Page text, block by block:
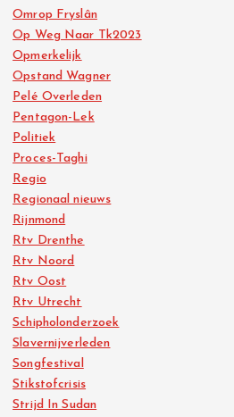
Omrop Fryslân
Op Weg Naar Tk2023
Opmerkelijk
Opstand Wagner
Pelé Overleden
Pentagon-Lek
Politiek
Proces-Taghi
Regio
Regionaal nieuws
Rijnmond
Rtv Drenthe
Rtv Noord
Rtv Oost
Rtv Utrecht
Schipholonderzoek
Slavernijverleden
Songfestival
Stikstofcrisis
Strijd In Sudan